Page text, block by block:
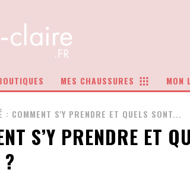
MES CHAUSSURES MON
: COMMENT S'Y PRENDRE ET QUELS SONT...
S’Y PRENDRE ET